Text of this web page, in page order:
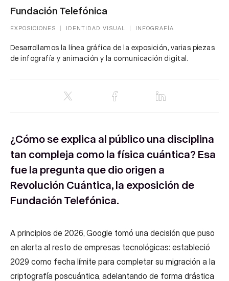
Fundación Telefónica
EXPOSICIONES IDENTIDAD VISUAL INFOGRAFÍA
Desarrollamos la línea gráfica de la exposición, varias piezas
de infografía y animación y la comunicación digital.
¿Cómo se explica al público una disciplina
tan compleja como la física cuántica? Esa
fue la pregunta que dio origen a
Revolución Cuántica, la exposición de
Fundación Telefónica.
A principios de 2026, Google tomó una decisión que puso
en alerta al resto de empresas tecnológicas: estableció
2029 como fecha límite para completar su migración a la
criptografía poscuántica, adelantando de forma drástica